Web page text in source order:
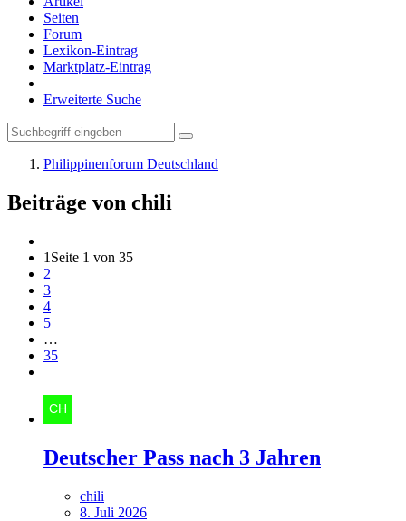
Seiten
Forum
Lexikon-Eintrag
Marktplatz-Eintrag
Erweiterte Suche
Philippinenforum Deutschland
Beiträge von chili
1 Seite 1 von 35
2
3
4
5
…
35
Deutscher Pass nach 3 Jahren
chili
8. Juli 2026